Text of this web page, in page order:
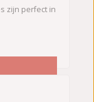
zijn perfect in